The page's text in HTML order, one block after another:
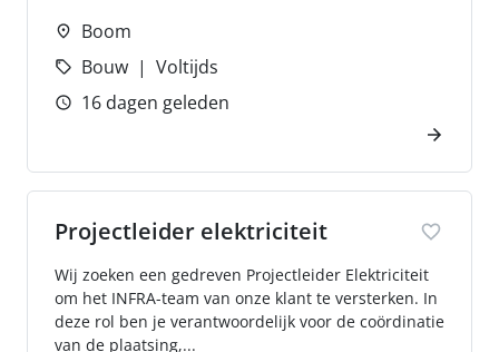
Boom
Bouw
Voltijds
16 dagen geleden
Projectleider elektriciteit
Wij zoeken een gedreven Projectleider Elektriciteit
om het INFRA-team van onze klant te versterken. In
deze rol ben je verantwoordelijk voor de coördinatie
van de plaatsing,...